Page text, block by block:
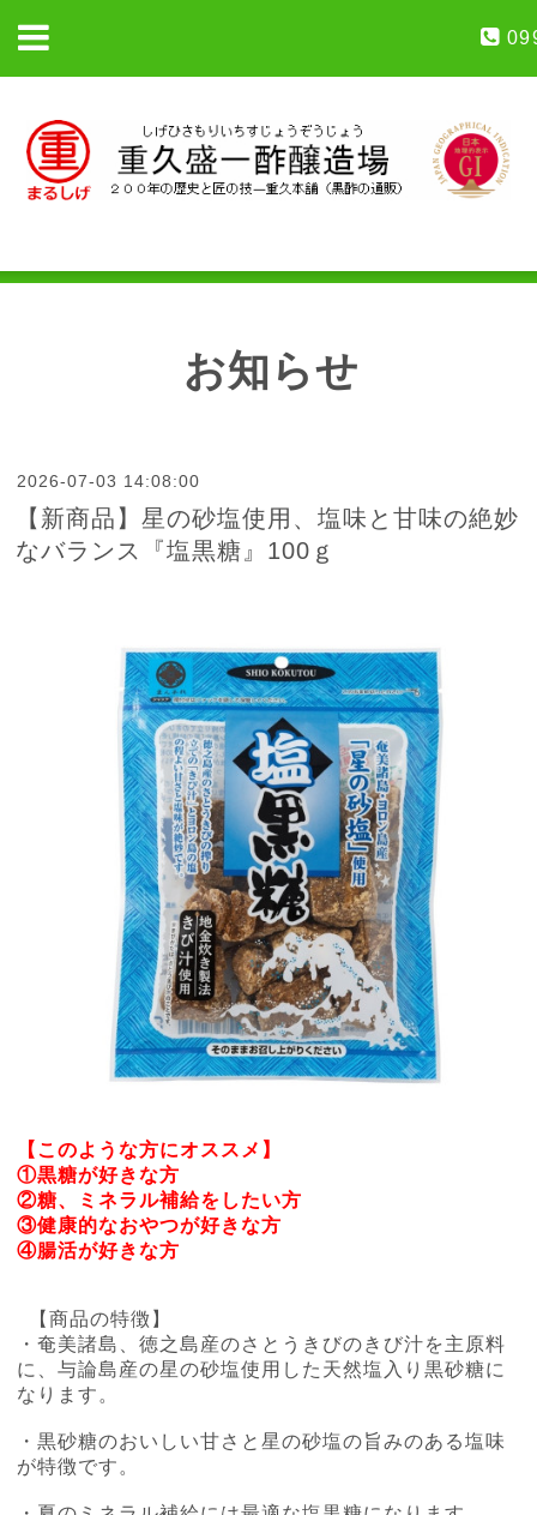
お知らせ
2026-07-03 14:08:00
【新商品】星の砂塩使用、塩味と甘味の絶妙
なバランス『塩黒糖』100ｇ
【このような方にオススメ】
①黒糖が好きな方
②糖、ミネラル補給をしたい方
③健康的なおやつが好きな方
④腸活が好きな方
【商品の特徴】
・奄美諸島、徳之島産のさとうきびのきび汁を主原料
に、与論島産の星の砂塩使用した天然塩入り黒砂糖に
なります。
・黒砂糖のおいしい甘さと星の砂塩の旨みのある塩味
が特徴です。